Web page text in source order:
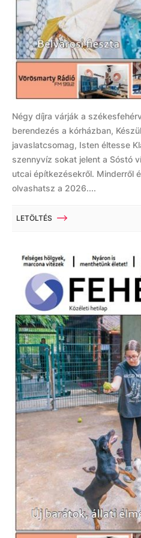
Négy díjra várják a
berendezés a kórházban,
javaslatcsomag, Isten éltesse
szennyvíz sokat jelent a Sóstó
utcai építkezésekről. Minderről
olvashatsz a 2026....
LETÖLTÉS